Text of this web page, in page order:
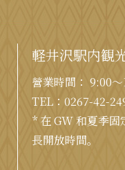
軽井沢駅内観
營業時間： 9:00
TEL：0267-42-
* 在 GW 和夏季固
長開放時間。